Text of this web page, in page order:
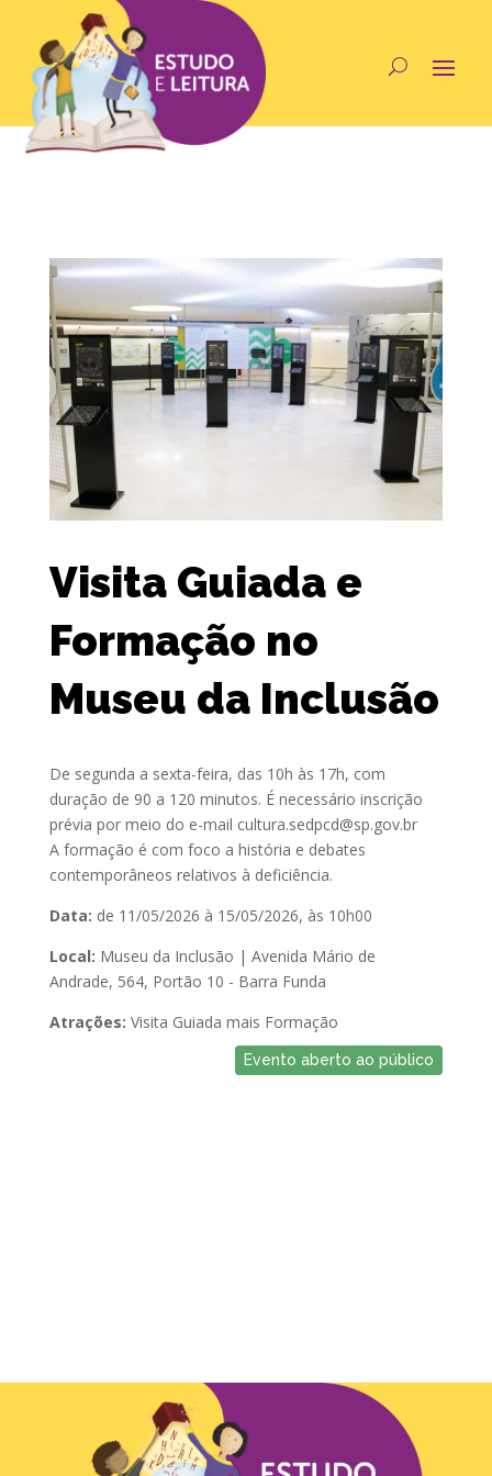
Visita Guiada e
Formação no
Museu da Inclusão
De segunda a sexta-feira, das 10h às 17h, com
duração de 90 a 120 minutos. É necessário inscrição
prévia por meio do e-mail cultura.sedpcd@sp.gov.br
A formação é com foco a história e debates
contemporâneos relativos à deficiência.
Data: de 11/05/2026 à 15/05/2026, às 10h00
Local: Museu da Inclusão | Avenida Mário de
Andrade, 564, Portão 10 - Barra Funda
Atrações: Visita Guiada mais Formação
Evento aberto ao público